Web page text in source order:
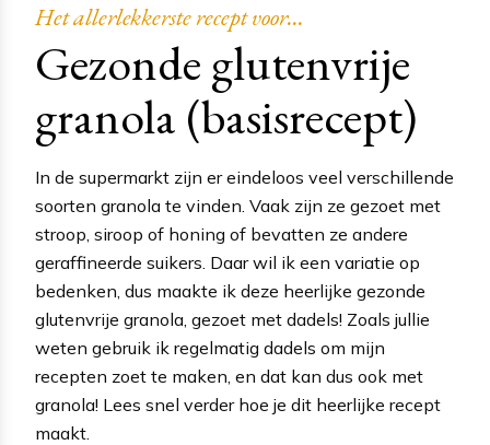
Het allerlekkerste recept voor...
Gezonde glutenvrije
granola (basisrecept)
In de supermarkt zijn er eindeloos veel verschillende
soorten granola te vinden. Vaak zijn ze gezoet met
stroop, siroop of honing of bevatten ze andere
geraffineerde suikers. Daar wil ik een variatie op
bedenken, dus maakte ik deze heerlijke gezonde
glutenvrije granola, gezoet met dadels! Zoals jullie
weten gebruik ik regelmatig dadels om mijn
recepten zoet te maken, en dat kan dus ook met
granola! Lees snel verder hoe je dit heerlijke recept
maakt.